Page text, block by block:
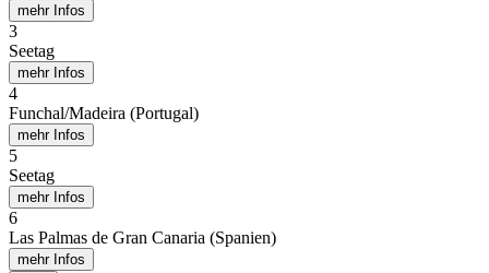
mehr Infos
3
Seetag
mehr Infos
4
Funchal/Madeira (Portugal)
mehr Infos
5
Seetag
mehr Infos
6
Las Palmas de Gran Canaria (Spanien)
mehr Infos